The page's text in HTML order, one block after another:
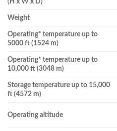
Weight
Operating* temperature up to
5000 ft (1524 m)
Operating* temperature up to
10,000 ft (3048 m)
Storage temperature up to 15,000
ft (4572 m)
Operating altitude